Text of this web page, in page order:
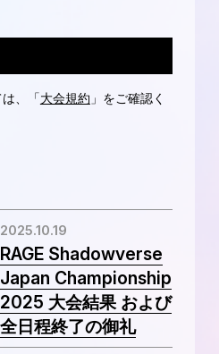
、「大会規約 」をご確認く
2025.10.19
RAGE Shadowverse
Japan Championship
2025 大会結果 および
全日程終了の御礼